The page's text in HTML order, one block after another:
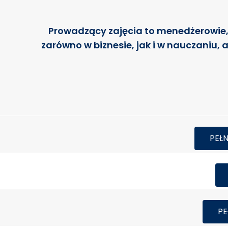
Prowadzący zajęcia to
zarówno w biznesie, jak i w